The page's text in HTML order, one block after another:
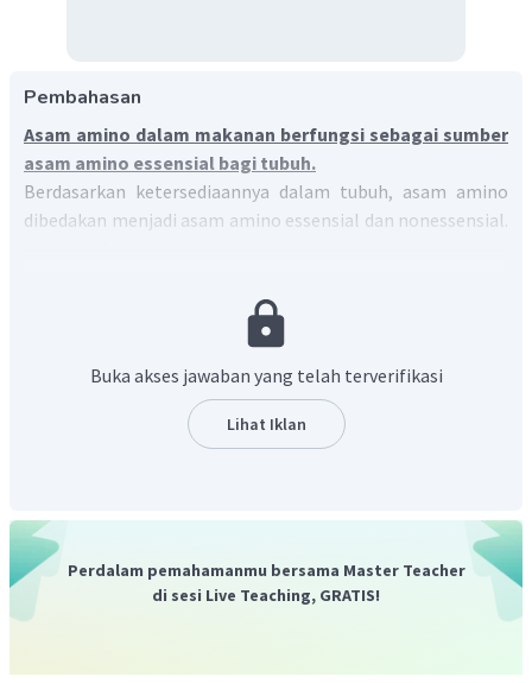
Pembahasan
Asam amino dalam makanan berfungsi sebagai sumber
asam amino essensial bagi tubuh.
Berdasarkan ketersediaannya dalam tubuh, asam amino
dibedakan menjadi asam amino essensial dan nonessensial.
luar yaitu dari makanan. Asam amino nonessensial
merupakan asam amino yang dapat disintesis oleh tubuh.
pembentuk dan memperbaiki jaringan tubuh, sumber
energi bagi tubuh, dan untuk memproduksi antibodi untuk
melindungi daya tahan tubuh.
Buka akses jawaban yang telah terverifikasi
Lihat Iklan
Perdalam pemahamanmu bersama Master Teacher
di sesi Live Teaching, GRATIS!